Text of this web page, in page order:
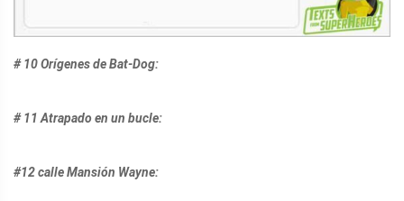
# 10 Orígenes de Bat-Dog:
# 11 Atrapado en un bucle:
#12 calle Mansión Wayne: